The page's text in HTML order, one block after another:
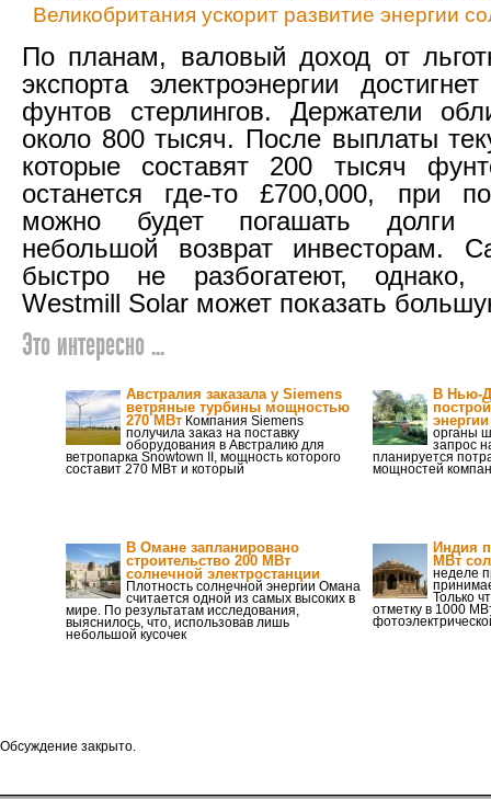
Великобритания ускорит развитие энергии
По планам, валовый доход от
экспорта электроэнергии
фунтов стерлингов. Держатели
около 800 тысяч. После выплаты
которые составят 200 тысяч
останется где-то £700,000, при
можно будет погашать долги
небольшой возврат инвесторам.
быстро не разбогатеют,
Westmill Solar может показать
Это интересно ...
Австралия заказала у Siemens
ветряные турбины мощностью
270 МВт Компания Siemens
получила заказ на поставку
оборудования в Австралию для
ветропарка Snowtown II, мощность которого
составит 270 МВт и который
В Нью-
энергии
органы
запрос
планируется
мощностей
В Омане запланировано
строительство 200 МВт
солнечной электростанции
Плотность солнечной энергии Омана
считается одной из самых высоких в
мире. По результатам исследования,
выяснилось, что, использовав лишь
небольшой кусочек
Индия
МВт
неделе
Только
отметку в 1000
Обсуждение закрыто.